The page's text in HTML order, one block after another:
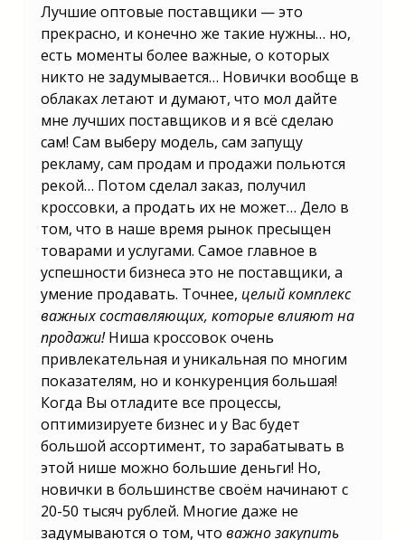
Лучшие оптовые поставщики — это
прекрасно, и конечно же такие нужны… но,
есть моменты более важные, о которых
никто не задумывается… Новички вообще в
облаках летают и думают, что мол дайте
мне лучших поставщиков и я всё сделаю
сам! Сам выберу модель, сам запущу
рекламу, сам продам и продажи польются
рекой… Потом сделал заказ, получил
кроссовки, а продать их не может… Дело в
том, что в наше время рынок пресыщен
товарами и услугами. Самое главное в
успешности бизнеса это не поставщики, а
умение продавать. Точнее, целый комплекс
важных составляющих, которые влияют на
продажи!Ниша кроссовок очень
привлекательная и уникальная по многим
показателям, но и конкуренция большая!
Когда Вы отладите все процессы,
оптимизируете бизнес и у Вас будет
большой ассортимент, то зарабатывать в
этой нише можно большие деньги! Но,
новички в большинстве своём начинают с
20-50 тысяч рублей. Многие даже не
задумываются о том, что важно закупить